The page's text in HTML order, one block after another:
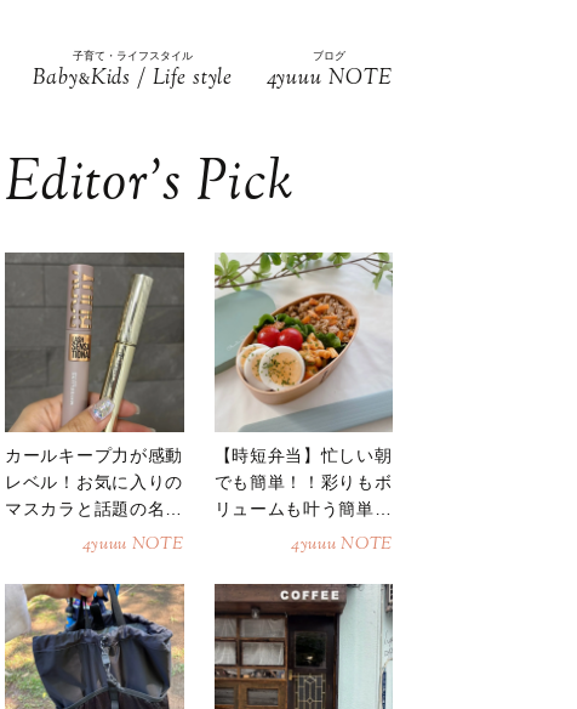
子育て・ライフスタイル
Baby&Kids / Life style
ブログ
4yuuu NOTE
Editor’s Pick
カールキープ力が感動
レベル！お気に入りの
マスカラと話題の名品
4yuuu NOTE
【時短弁当】忙しい朝
でも簡単！！彩りもボ
リュームも叶う簡単そ
4yuuu NOTE